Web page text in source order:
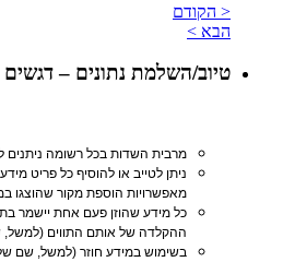
< הקודם
הבא >
טיוב/השלמת נתונים –
מרבית השדות בכל רשומה ניתנים
ניתן לטייב או להוסיף כל פריט
מאפשרויות הוספת מקור שהוצגו
כל מידע שהוזן פעם אחת יישמר
ההקלדה של אותם התווים (למשל,
בשימוש במידע חוזר (למשל, שם